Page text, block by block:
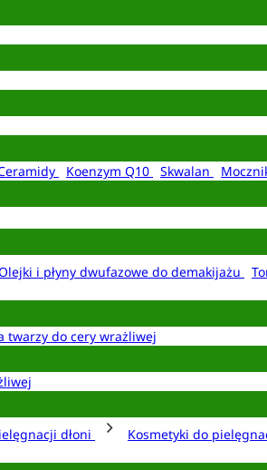
Koenzym Q10 Skwalan
i płyny dwufazowe do demakijażu
twarzy do cery wrażliwej
dłoni Kosmetyki do